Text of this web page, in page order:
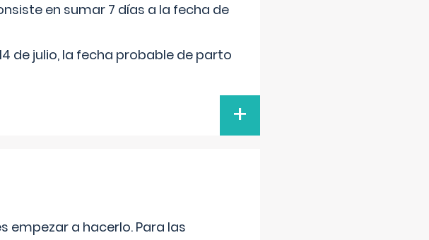
en sumar 7 días a la fecha de
de julio, la fecha probable de parto
+
empezar a hacerlo. Para las